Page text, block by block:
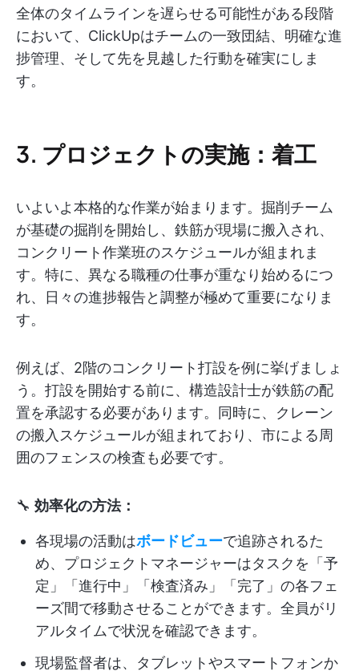
全体のタイムラインを遅らせる可能性がある段階
において、ClickUpはチームの一致団結、明確な進
捗管理、そして先を見越した行動を確実にしま
す。
3. プロジェクトの実施：着工
いよいよ本格的な作業が始まります。掘削チーム
が基礎の掘削を開始し、鉄筋が現場に搬入され、
コンクリート作業班のスケジュールが組まれま
す。特に、異なる職種の仕事が重なり始めるにつ
れ、日々の進捗報告と調整が極めて重要になりま
す。
例えば、2階のコンクリート打設を例に挙げましょ
う。打設を開始する前に、構造設計士が鉄筋の配
置を承認する必要があります。同時に、クレーン
の搬入スケジュールが組まれており、市による周
囲のフェンスの検査も必要です。
🔧 効率化の方法：
各現場の活動はボードビューで追跡されるた
め、プロジェクトマネージャーはタスクを「予
定」「進行中」「検査済み」「完了」の各フェ
ーズ間で移動させることができます。全員がリ
アルタイムで状況を確認できます。
現場監督者は、タブレットやスマートフォンか